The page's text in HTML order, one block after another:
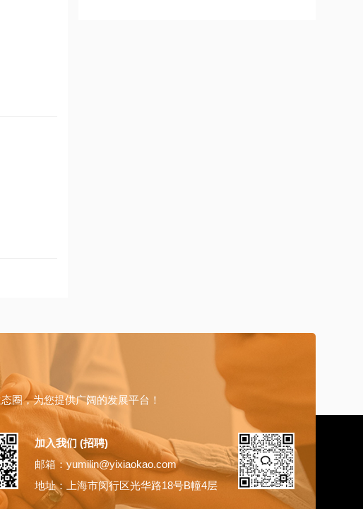
圈，为您提供广阔的发展平台！
加入我们 (招聘)
邮箱：yumilin@yixiaokao.com
地址：上海市闵行区光华路18号B幢4层